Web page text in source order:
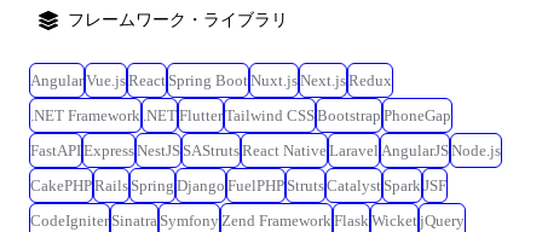
フレームワーク・ライブラリ
AngularVue.jsReact Spring BootNuxt.jsNext.jsRedux
.NET Framework .NETFlutterTailwind CSSBootstrap PhoneGap
FastAPIExpressNestJS SAStrutsReact NativeLaravel AngularJSNode.js
CakePHPRails Spring Django FuelPHP StrutsCatalyst SparkJSF
CodeIgniter Sinatra SymfonyZend FrameworkFlaskWicketjQuery